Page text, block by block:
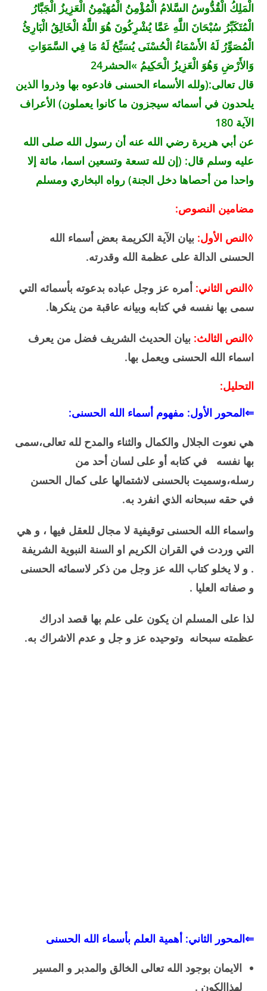
الْمَلِكُ الْقُدُّوسُ السَّلامُ الْمُؤْمِنُ الْمُهَيْمِنُ الْعَزِيزُ الْجَبَّارُ
الْمُتَكَبِّرُ سُبْحَانَ اللَّهِ عَمَّا يُشْرِكُونَ هُوَ اللَّهُ الْخَالِقُ الْبَارِئُ
الْمُصَوِّرُ لَهُ الأَسْمَاءُ الْحُسْنَى يُسَبِّحُ لَهُ مَا فِي السَّمَوَاتِ
وَالأَرْضِ وَهُوَ الْعَزِيزُ الْحَكِيمُ »الحشر24
قال تعالى:(ولله الأسماء الحسنى فادعوه بها وذروا الذين
يلحدون في أسمائه سيجزون ما كانوا يعملون) الأعراف
الآية 180
عن أبي هريرة رضي الله عنه أن رسول الله صلى الله
عليه وسلم قال: (إن لله تسعة وتسعين اسما، مائة إلا
واحدا من أحصاها دخل الجنة) رواه البخاري ومسلم
مضامين النصوص:
◊النص الأول: بيان الآية الكريمة بعض أسماء الله
الحسنى الدالة على عظمة الله وقدرته.
◊النص الثاني: أمره عز وجل عباده بدعوته بأسمائه التي
سمى بها نفسه في كتابه وبيانه عاقبة من ينكرها.
◊النص الثالث: بيان الحديث الشريف فضل من يعرف
اسماء الله الحسنى ويعمل بها.
التحليل:
⇐المحور الأول: مفهوم أسماء الله الحسنى:
هي نعوت الجلال والكمال والثناء والمدح لله تعالى،سمى
بها نفسه في كتابه أو على لسان أحد من
رسله،وسميت بالحسنى لاشتمالها على كمال الحسن
في حقه سبحانه الذي انفرد به.
واسماء الله الحسنى توقيفية لا مجال للعقل فيها ، و هي
التي وردت في القران الكريم او السنة النبوية الشريفة
. و لا يخلو كتاب الله عز وجل من ذكر لاسمائه الحسنى
و صفاته العليا .
لذا على المسلم ان يكون على علم بها قصد ادراك
عظمته سبحانه وتوحيده عز و جل و عدم الاشراك به.
⇐المحور الثاني: أهمية العلم بأسماء الله الحسنى
الايمان بوجود الله تعالى الخالق والمدبر و المسير
لهذاالكون .